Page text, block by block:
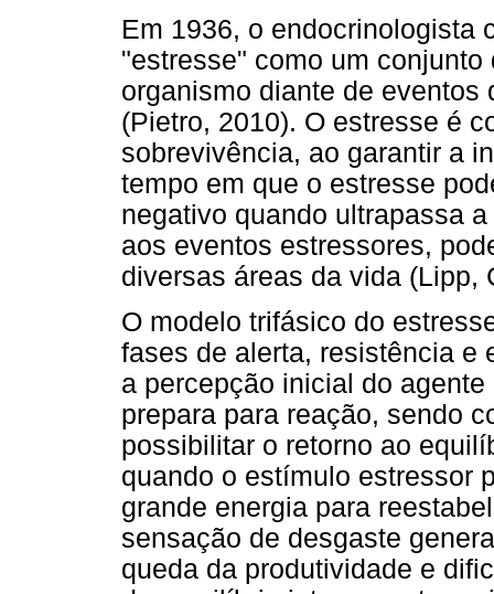
Em 1936, o endocrinologista
"estresse" como um
organismo diante de eventos
(Pietro, 2010). O estresse é
sobrevivência, ao garantir a
tempo em que o estresse
negativo quando ultrapassa
aos eventos estressores,
diversas áreas da vida (Lipp,
O modelo trifásico do
fases de alerta, resistência e
a percepção inicial do
prepara para reação, sendo
possibilitar o retorno ao
quando o estímulo estressor
grande energia para
sensação de desgaste
queda da produtividade e